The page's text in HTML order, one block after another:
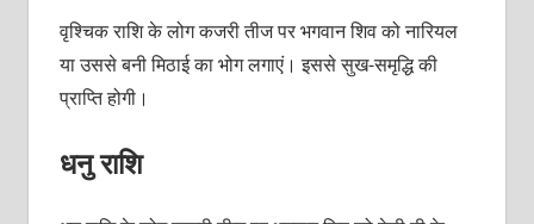
वृश्चिक राशि के लोग कजरी तीज पर भगवान शिव को नारियल
या उससे बनी मिठाई का भोग लगाएं। इससे सुख-समृद्धि की
प्राप्ति होगी।
धनु राशि